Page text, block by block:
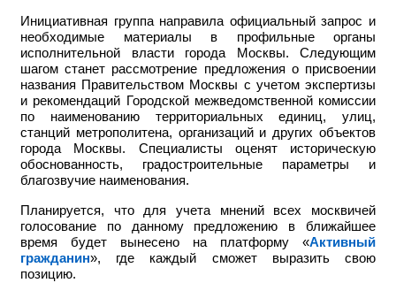
Инициативная группа направила официальный запрос и
необходимые материалы в профильные органы
исполнительной власти города Москвы. Следующим
шагом станет рассмотрение предложения о присвоении
названия Правительством Москвы с учетом экспертизы
и рекомендаций Городской межведомственной комиссии
по наименованию территориальных единиц, улиц,
станций метрополитена, организаций и других объектов
города Москвы. Специалисты оценят историческую
обоснованность, градостроительные параметры и
благозвучие наименования.
Планируется, что для учета мнений всех москвичей
голосование по данному предложению в ближайшее
время будет вынесено на платформу «Активный
гражданин», где каждый сможет выразить свою
позицию.